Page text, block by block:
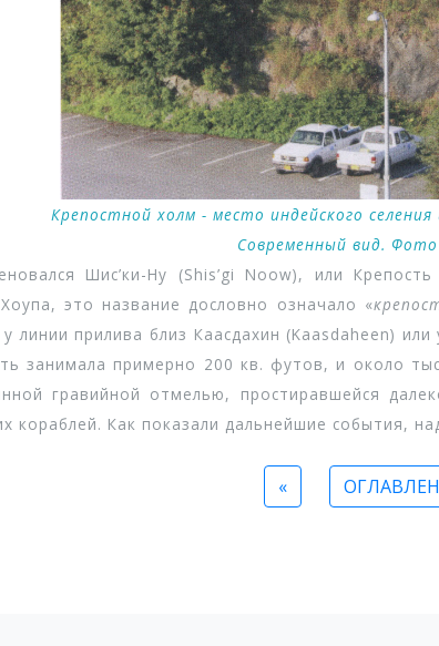
Крепостной холм - место индейского селения
Современный вид.
Шис’ки-Ну (Shis’gi Noow), или
это название дословно означало «
линии прилива близ Каасдахин (Kaasdaheen)
занимала примерно 200 кв. футов, и около
гравийной отмелью, простиравшейся
кораблей. Как показали дальнейшие события,
«